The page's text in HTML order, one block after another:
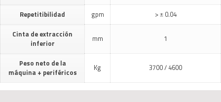
Repetitibilidad gpm
> ± 0.04
Cinta de extracción
inferior
mm 1
Peso neto de la
máquina + periféricos
Kg 3700 / 4600